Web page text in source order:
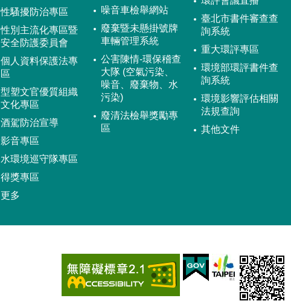
性騷擾防治專區
性別主流化專區暨
安全防護委員會
個人資料保護法專
區
型塑文官優質組織
文化專區
酒駕防治宣導
影音專區
水環境巡守隊專區
得獎專區
更多
噪音車檢舉網站
廢棄暨未懸掛號牌
車輛管理系統
公害陳情-環保稽查
大隊 (空氣污染、
噪音、廢棄物、水
污染)
廢清法檢舉獎勵專
區
臺北市書件審查查
詢系統
重大環評專區
環境部環評書件查
詢系統
環境影響評估相關
法規查詢
其他文件